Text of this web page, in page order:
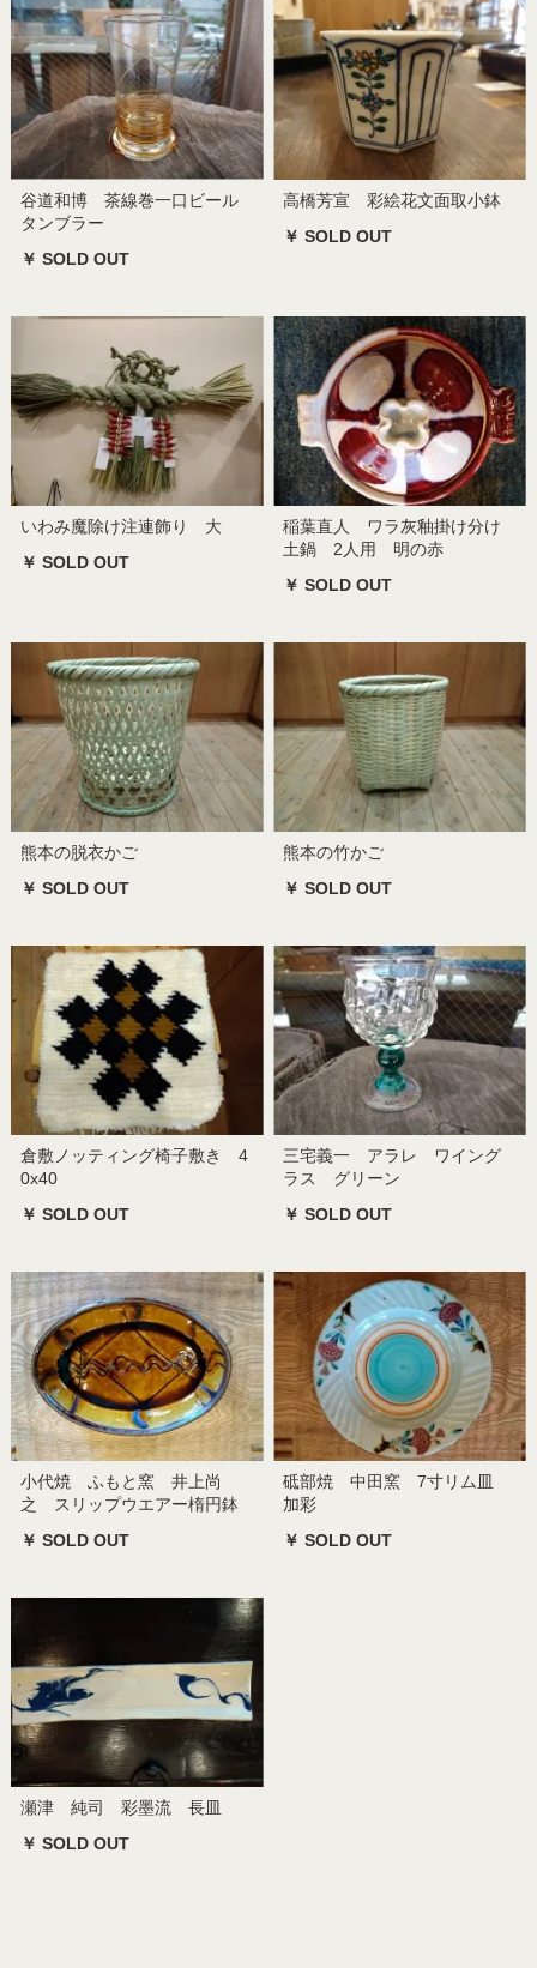
谷道和博 茶線巻一口ビール
タンブラー
￥ SOLD OUT
高橋芳宣 彩絵花文面取小鉢
￥ SOLD OUT
いわみ魔除け注連飾り 大
￥ SOLD OUT
稲葉直人 ワラ灰釉掛け分け
土鍋 2人用 明の赤
￥ SOLD OUT
熊本の脱衣かご
￥ SOLD OUT
熊本の竹かご
￥ SOLD OUT
倉敷ノッティング椅子敷き 4
0x40
￥ SOLD OUT
三宅義一 アラレ ワイング
ラス グリーン
￥ SOLD OUT
小代焼 ふもと窯 井上尚
之 スリップウエアー楕円鉢
￥ SOLD OUT
砥部焼 中田窯 7寸リム皿
加彩
￥ SOLD OUT
瀬津 純司 彩墨流 長皿
￥ SOLD OUT